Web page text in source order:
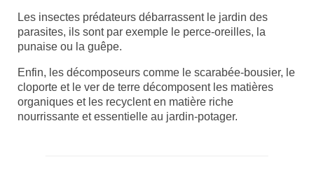
Les insectes prédateurs débarrassent le jardin des
parasites, ils sont par exemple le perce-oreilles, la
punaise ou la guêpe.
Enfin, les décomposeurs comme le scarabée-bousier, le
cloporte et le ver de terre décomposent les matières
organiques et les recyclent en matière riche
nourrissante et essentielle au jardin-potager.